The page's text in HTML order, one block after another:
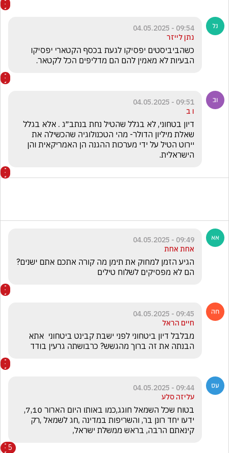
09:54 - 04.05.2025
נתן לייזר
הבעיות לא מאמין להם הם מדליפים הכל לקטאר.
09:51 - 04.05.2025
ו ב
הישראלית.
09:49 - 04.05.2025
אחת אחת
הם לא מפסיקים לשלוח טילים
09:45 - 04.05.2025
חיים הראל
הבנתה את זה ברוך מהגשש? כרבושתה גרעין בודד
09:44 - 04.05.2025
עליזה סלע
קינאתם הרבה, בראש ממשלת ישראל,
5